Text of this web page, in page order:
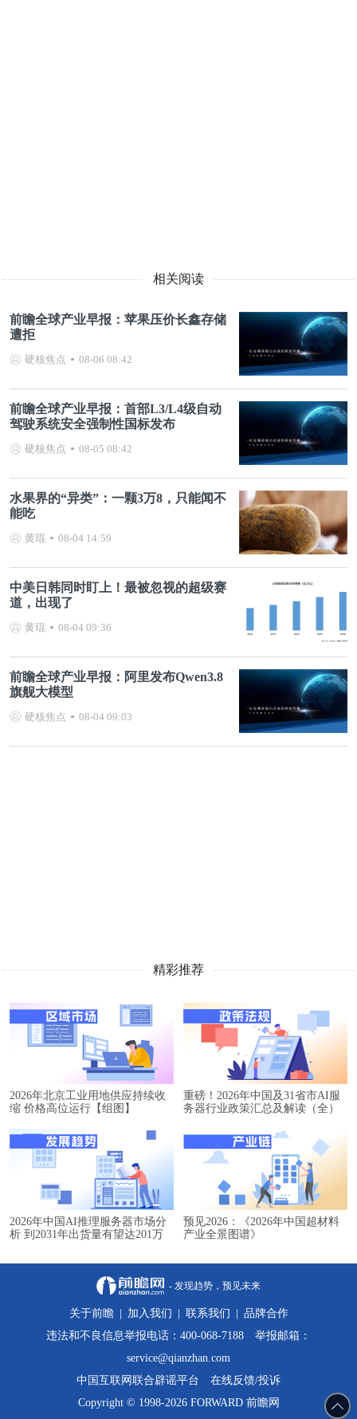
相关阅读
前瞻全球产业早报：苹果压价长鑫存储
遭拒
硬核焦点 08-06 08:42
前瞻全球产业早报：首部L3/L4级自动
驾驶系统安全强制性国标发布
硬核焦点 08-05 08:42
水果界的“异类”：一颗3万8，只能闻不
能吃
黄琨 08-04 14:59
中美日韩同时盯上！最被忽视的超级赛
道，出现了
黄琨 08-04 09:36
前瞻全球产业早报：阿里发布Qwen3.8
旗舰大模型
硬核焦点 08-04 09:03
精彩推荐
2026年北京工业用地供应持续收
缩 价格高位运行【组图】
重磅！2026年中国及31省市AI服
务器行业政策汇总及解读（全）
2026年中国AI推理服务器市场分
析 到2031年出货量有望达201万
预见2026：《2026年中国超材料
产业全景图谱》
- 发现趋势，预见未来
关于前瞻 | 加入我们 | 联系我们 | 品牌合作
违法和不良信息举报电话：400-068-7188 举报邮箱：
service@qianzhan.com
中国互联网联合辟谣平台
在线反馈/投诉
Copyright © 1998-2026 FORWARD 前瞻网